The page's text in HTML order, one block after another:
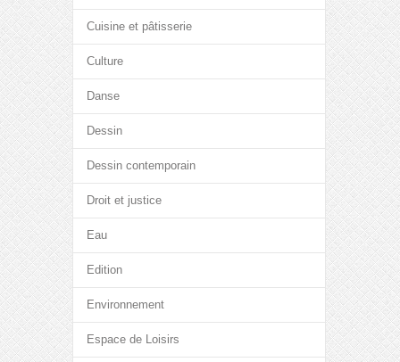
Cuisine et pâtisserie
Culture
Danse
Dessin
Dessin contemporain
Droit et justice
Eau
Edition
Environnement
Espace de Loisirs